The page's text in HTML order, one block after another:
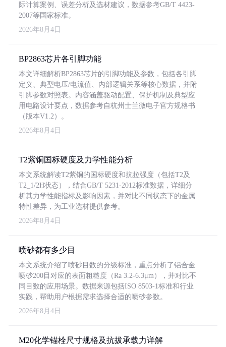
际计算案例、误差分析及选材建议，数据参考GB/T 4423-
2007等国家标准。
2026年8月4日
BP2863芯片各引脚功能
本文详细解析BP2863芯片的引脚功能及参数，包括各引脚
定义、典型电压/电流值、内部逻辑关系等核心数据，并附
引脚参数对照表。内容涵盖驱动配置、保护机制及典型应
用电路设计要点，数据参考自杭州士兰微电子官方规格书
（版本V1.2）。
2026年8月4日
T2紫铜国标硬度及力学性能分析
本文系统解读T2紫铜的国标硬度和抗拉强度（包括T2及
T2_1/2H状态），结合GB/T 5231-2012标准数据，详细分
析其力学性能指标及影响因素，并对比不同状态下的金属
特性差异，为工业选材提供参考。
2026年8月4日
喷砂都有多少目
本文系统介绍了喷砂目数的分级标准，重点分析了铝合金
喷砂200目对应的表面粗糙度（Ra 3.2-6.3μm），并对比不
同目数的应用场景。数据来源包括ISO 8503-1标准和行业
实践，帮助用户根据需求选择合适的喷砂参数。
2026年8月4日
M20化学锚栓尺寸规格及抗拔承载力详解